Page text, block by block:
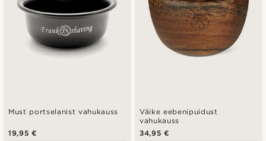
Must portselanist vahukauss
19,95 €
Väike eebenipuidust
vahukauss
34,95 €